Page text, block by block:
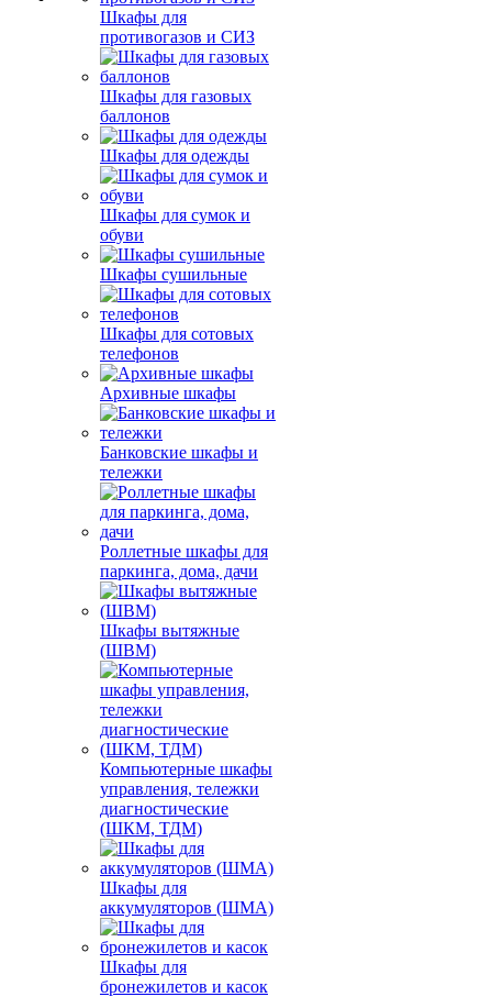
Шкафы для
противогазов и СИЗ
Шкафы для газовых
баллонов
Шкафы для одежды
Шкафы для сумок и
обуви
Шкафы сушильные
Шкафы для сотовых
телефонов
Архивные шкафы
Банковские шкафы и
тележки
Роллетные шкафы для
паркинга, дома, дачи
Шкафы вытяжные
(ШВМ)
Компьютерные шкафы
управления, тележки
диагностические
(ШКМ, ТДМ)
Шкафы для
аккумуляторов (ШМА)
Шкафы для
бронежилетов и касок